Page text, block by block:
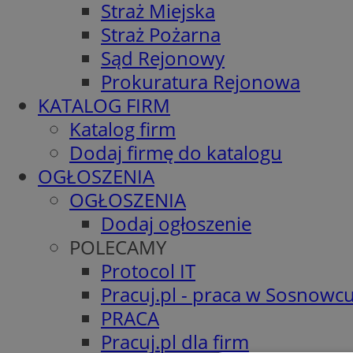
Straż Miejska
Straż Pożarna
Sąd Rejonowy
Prokuratura Rejonowa
KATALOG FIRM
Katalog firm
Dodaj firmę do katalogu
OGŁOSZENIA
OGŁOSZENIA
Dodaj ogłoszenie
POLECAMY
Protocol IT
Pracuj.pl - praca w
PRACA
Pracuj.pl dla firm